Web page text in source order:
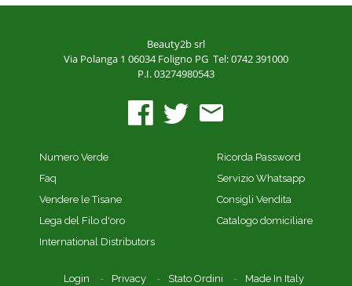
Beauty2b srl
Via Polanga 1 06034 Foligno PG Tel: 0742 391000
P.I. 03274980543
Numero Verde
Faq
Vendere le Tisane
Lega del Filo d'oro
International Distributors
Ricorda Password
Servizio Whatsapp
Consigli Vendita
Catalogo domiciliare
Login Privacy Stato Ordini Made In Italy